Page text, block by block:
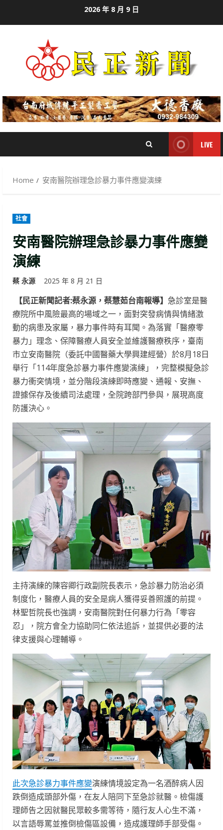
2026 年 8 月 9 日
LIVE
Home 安南醫院辦理急診暴力事件應變演練
社會
安南醫院辦理急診暴力事件應變
演練
蔡 永源 2025 年 8 月 21 日
【民正新聞記者:蔡永源，蔡慧茹台南報導】 急診室是醫
療院所中風險最高的場域之一，面對突發病情與情緒激
動的病患及家屬，暴力事件時有耳聞。為落實「醫療零
暴力」理念、保障醫療人員安全並維護醫療秩序，臺南
市立安南醫院（委託中國醫藥大學興建經營）於8月18日
舉行「114年度急診暴力事件應變演練」，完整模擬急診
暴力衝突情境，並分階段演練即時應變、通報、安撫、
證據保存及後續司法處理，全院跨部門參與，展現高度
防護決心。
主持演練的陳容卿行政副院長表示，急診暴力防治必須
制度化，醫療人員的安全是病人獲得妥善照護的前提。
林聖哲院長也強調，安南醫院對任何暴力行為「零容
忍」，院方會全力協助同仁依法追訴，並提供必要的法
律支援與心理輔導。
此次急診暴力事件應變演練情境設定為一名酒醉病人因
跌倒造成頭部外傷，在友人陪同下至急診就醫。檢傷護
理師告之因就醫民眾較多需等待，隨行友人心生不滿，
以言語辱罵並推倒檢傷區設備，造成護理師手部受傷。